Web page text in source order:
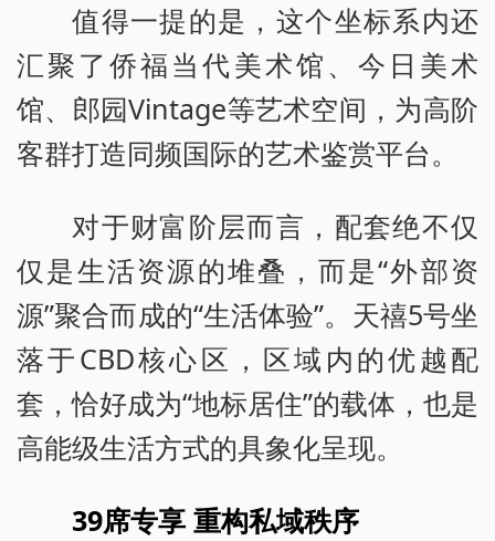
值得一提的是，这个坐标系内还
汇聚了侨福当代美术馆、今日美术
馆、郎园Vintage等艺术空间，为高阶
客群打造同频国际的艺术鉴赏平台。
对于财富阶层而言，配套绝不仅
仅是生活资源的堆叠，而是“外部资
源”聚合而成的“生活体验”。天禧5号坐
落于CBD核心区，区域内的优越配
套，恰好成为“地标居住”的载体，也是
高能级生活方式的具象化呈现。
39席专享 重构私域秩序